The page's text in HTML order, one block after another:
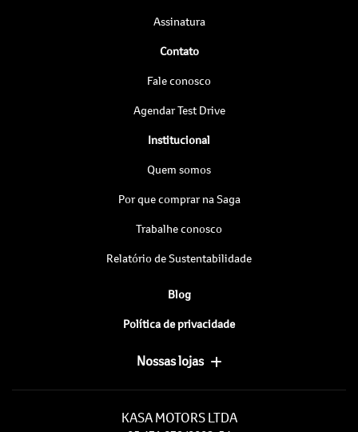
Assinatura
Contato
Fale conosco
Agendar Test Drive
Institucional
Quem somos
Por que comprar na Saga
Trabalhe conosco
Relatório de Sustentabilidade
Blog
Política de privacidade
Nossas lojas
KASA MOTORS LTDA